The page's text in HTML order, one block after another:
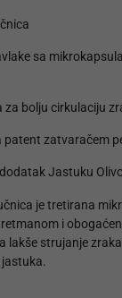
sa
za bolju cirkulaciju
zatvaračem
Jastuku
je tretirana
i
lakše strujanje